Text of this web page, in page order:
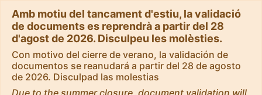
Amb motiu del tancament d'estiu, la validació
de documents es reprendrà a partir del 28
d'agost de 2026. Disculpeu les molèsties.
Con motivo del cierre de verano, la validación de
documentos se reanudará a partir del 28 de agosto
de 2026. Disculpad las molestias
Due to the summer closure, document validation will